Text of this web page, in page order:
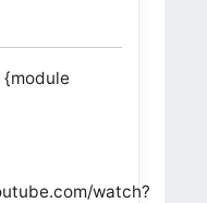
{module
watch?